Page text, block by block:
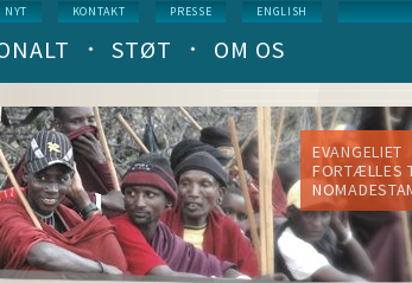
NYT KONTAKT PRESSE ENGLISH
STØT OM OS
EVANGELIET
FORTÆLLES